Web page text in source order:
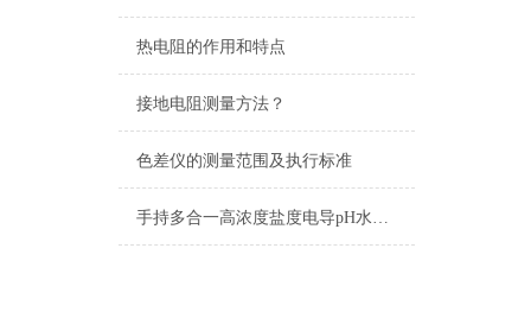
热电阻的作用和特点
接地电阻测量方法？
色差仪的测量范围及执行标准
手持多合一高浓度盐度电导pH水质检测笔